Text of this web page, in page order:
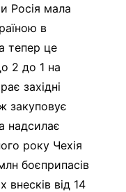
Росія мала
в
тепер це
2 до 1 на
західні
закуповує
надсилає
року Чехія
боєприпасів
внесків від 14